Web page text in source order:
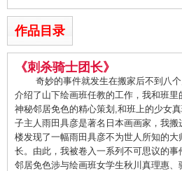
作品目录
《刺杀骑士团长》
奇妙的事件就发生在搬家后不到八个
介绍了山下绘画班任教的工作，我和班
神秘邻居免色的精心策划,和班上的少女
子主人雨田具彦是著名日本画画家，我
楼发现了一幅雨田具彦不为世人所知的大
长。由此，我被卷入一系列不可思议的
邻居免色涉与绘画班女学生秋川真理惠